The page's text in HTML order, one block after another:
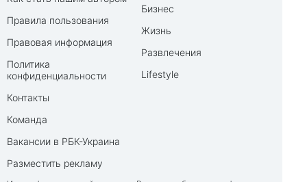
Правила пользования
Правовая информация
Политика
конфиденциальности
Контакты
Команда
Вакансии в РБК-Украина
Разместить рекламу
Бизнес
Жизнь
Развлечения
Lifestyle